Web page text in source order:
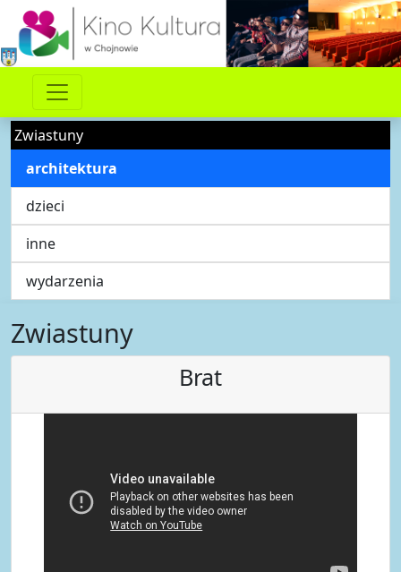
Zwiastuny
architektura
dzieci
inne
wydarzenia
Zwiastuny
Brat